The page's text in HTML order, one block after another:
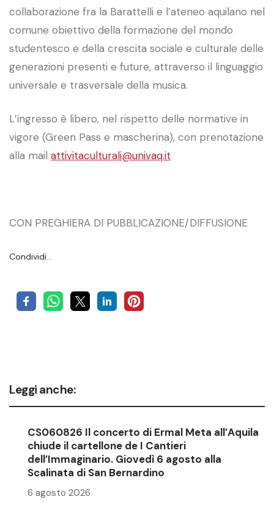
collaborazione fra la Barattelli e l’ateneo aquilano nel
comune obiettivo della formazione del mondo
studentesco e della crescita sociale e culturale delle
generazioni presenti e future, attraverso il linguaggio
universale e trasversale della musica.
L’ingresso è libero, nel rispetto delle normative in
vigore (Green Pass e mascherina), con prenotazione
alla mail attivitaculturali@univaq.it
CON PREGHIERA DI PUBBLICAZIONE/DIFFUSIONE
Condividi…
Leggi anche:
CS060826 Il concerto di Ermal Meta all’Aquila
chiude il cartellone de I Cantieri
dell’Immaginario. Giovedì 6 agosto alla
Scalinata di San Bernardino
6 agosto 2026